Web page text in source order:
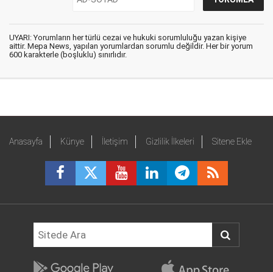
UYARI: Yorumların her türlü cezai ve hukuki sorumluluğu yazan kişiye
aittir. Mepa News, yapılan yorumlardan sorumlu değildir. Her bir yorum
600 karakterle (boşluklu) sınırlıdır.
Anasayfa Künye İletişim Gizlilik İlkeleri Sitene Ekle